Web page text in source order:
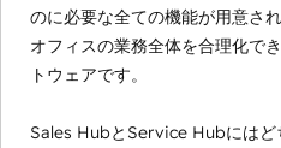
のに必要な全ての機能が用意さ
オフィスの業務全体を合理化で
トウェアです。
Sales HubとService Hubにはど